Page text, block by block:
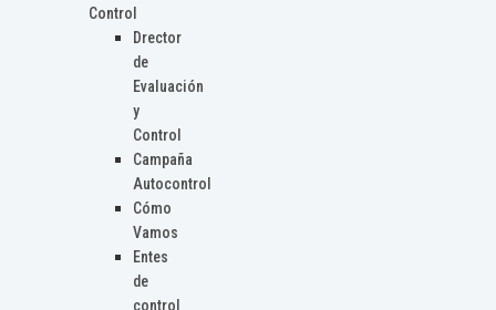
Control
Drector
de
Evaluación
y
Control
Campaña
Autocontrol
Cómo
Vamos
Entes
de
control